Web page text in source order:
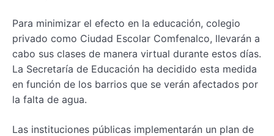
Para minimizar el efecto en la educación, colegio
privado como Ciudad Escolar Comfenalco, llevarán a
cabo sus clases de manera virtual durante estos días.
La Secretaría de Educación ha decidido esta medida
en función de los barrios que se verán afectados por
la falta de agua.
Las instituciones públicas implementarán un plan de